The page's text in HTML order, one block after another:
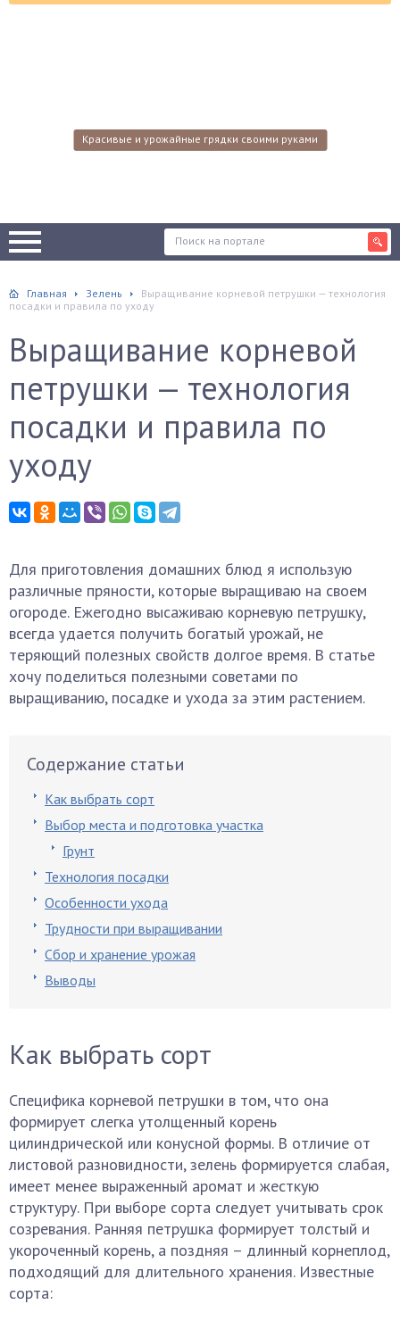
Красивые и урожайные грядки своими руками
Главная Зелень
Выращивание корневой петрушки — технология
посадки и правила по уходу
Выращивание корневой
петрушки — технология
посадки и правила по
уходу
Для приготовления домашних блюд я использую
различные пряности, которые выращиваю на своем
огороде. Ежегодно высаживаю корневую петрушку,
всегда удается получить богатый урожай, не
теряющий полезных свойств долгое время. В статье
хочу поделиться полезными советами по
выращиванию, посадке и ухода за этим растением.
Содержание статьи
Как выбрать сорт
Выбор места и подготовка участка
Грунт
Технология посадки
Особенности ухода
Трудности при выращивании
Сбор и хранение урожая
Выводы
Как выбрать сорт
Специфика корневой петрушки в том, что она
формирует слегка утолщенный корень
цилиндрической или конусной формы. В отличие от
листовой разновидности, зелень формируется слабая,
имеет менее выраженный аромат и жесткую
структуру. При выборе сорта следует учитывать срок
созревания. Ранняя петрушка формирует толстый и
укороченный корень, а поздняя – длинный корнеплод,
подходящий для длительного хранения. Известные
сорта: